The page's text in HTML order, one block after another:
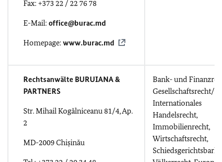
Fax: +373 22 / 22 76 78
E-Mail: office@burac.md
Homepage: www.burac.md
Rechtsanwälte BURUIANA &
PARTNERS
Str. Mihail Kogălniceanu 81/4, Ap.
2
MD-2009 Chișinău
Bank- und
Gesellschaftsrecht/
Internationales
Handelsrecht,
Immobilienrecht,
Wirtschaftsrecht,